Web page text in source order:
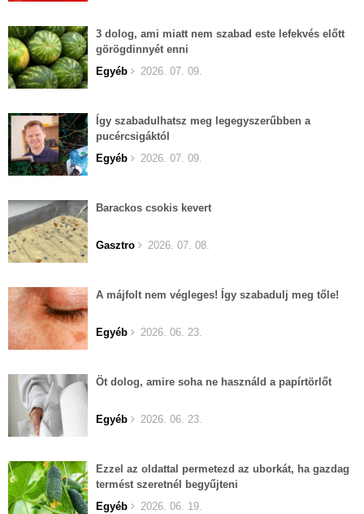
3 dolog, ami miatt nem szabad este lefekvés előtt
görögdinnyét enni
Egyéb
2026. 07. 09.
Így szabadulhatsz meg legegyszerűbben a
pucércsigáktól
Egyéb
2026. 07. 09.
Barackos csokis kevert
Gasztro 2026. 07. 08.
A májfolt nem végleges! Így szabadulj meg tőle!
Egyéb 2026. 06. 23.
Öt dolog, amire soha ne használd a papírtörlőt
Egyéb 2026. 06. 23.
Ezzel az oldattal permetezd az uborkát, ha gazdag
termést szeretnél begyűjteni
Egyéb
2026. 06. 19.